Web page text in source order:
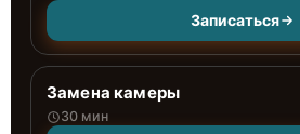
Записаться
Замена камеры
30 мин